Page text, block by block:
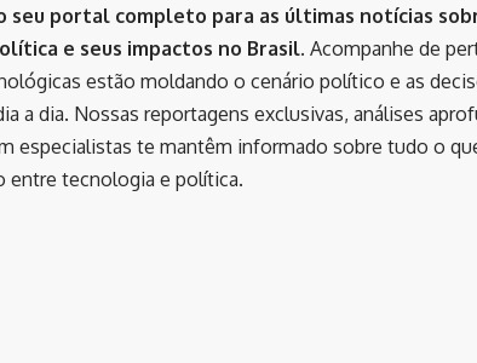
seu portal completo para as últimas notícias
e seus impactos no Brasil. Acompanhe de
estão moldando o cenário político e as
a dia. Nossas reportagens exclusivas, análises
especialistas te mantêm informado sobre tudo o
entre tecnologia e política.